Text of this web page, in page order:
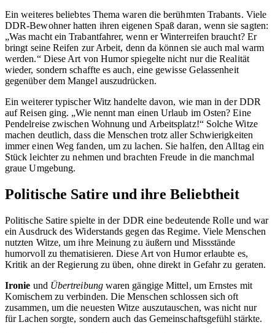
Ein weiteres beliebtes Thema waren die berühmten Trabants. Viele
DDR-Bewohner hatten ihren eigenen Spaß daran, wenn sie sagten:
„Was macht ein Trabantfahrer, wenn er Winterreifen braucht? Er
bringt seine Reifen zur Arbeit, denn da können sie auch mal warm
werden.“ Diese Art von Humor spiegelte nicht nur die Realität
wieder, sondern schaffte es auch, eine gewisse Gelassenheit
gegenüber dem Mangel auszudrücken.
Ein weiterer typischer Witz handelte davon, wie man in der DDR
auf Reisen ging. „Wie nennt man einen Urlaub im Osten? Eine
Pendel­reise zwischen Wohnung und Arbeitsplatz!“ Solche Witze
machen deutlich, dass die Menschen trotz aller Schwierigkeiten
immer einen Weg fanden, um zu lachen. Sie halfen, den Alltag ein
Stück leichter zu nehmen und brachten Freude in die manchmal
graue Umgebung.
Politische Satire und ihre Beliebtheit
Politische Satire spielte in der DDR eine bedeutende Rolle und war
ein Ausdruck des Widerstands gegen das Regime. Viele Menschen
nutzten Witze, um ihre Meinung zu äußern und Missstände
humorvoll zu thematisieren. Diese Art von Humor erlaubte es,
Kritik an der Regierung zu üben, ohne direkt in Gefahr zu geraten.
Ironie und Übertreibungwaren gängige Mittel, um Ernstes mit
Komischem zu verbinden. Die Menschen schlossen sich oft
zusammen, um die neuesten Witze auszutauschen, was nicht nur
für Lachen sorgte, sondern auch das Gemeinschaftsgefühl stärkte.